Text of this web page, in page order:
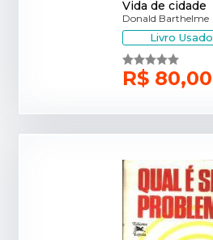
Vida de cidade
Donald Barthelme
Livro Usado
R$ 80,00